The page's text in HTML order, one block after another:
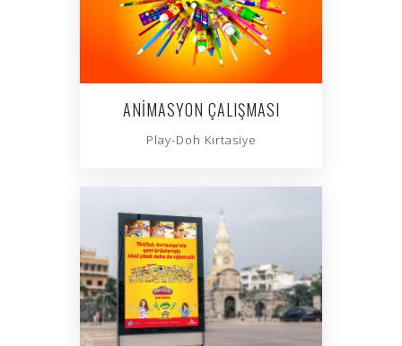
ANIMASYON ÇALIŞMASI
Play-Doh Kırtasiye